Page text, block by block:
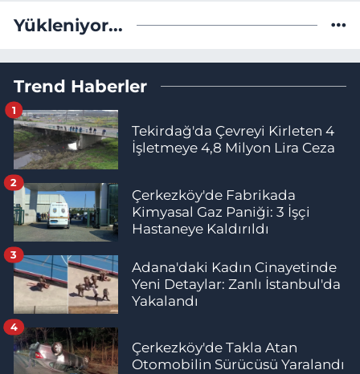
Yükleniyor...
Trend Haberler
Tekirdağ'da Çevreyi Kirleten 4
İşletmeye 4,8 Milyon Lira Ceza
1
Çerkezköy'de Fabrikada
Kimyasal Gaz Paniği: 3 İşçi
Hastaneye Kaldırıldı
2
Adana'daki Kadın Cinayetinde
Yeni Detaylar: Zanlı İstanbul'da
Yakalandı
3
Çerkezköy'de Takla Atan
Otomobilin Sürücüsü Yaralandı
4